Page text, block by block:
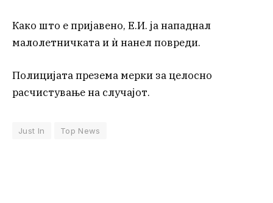
Како што е пријавено, Е.И. ја нападнал
малолетничката и ѝ нанел повреди.
Полицијата презема мерки за целосно
расчистување на случајот.
Just In Top News